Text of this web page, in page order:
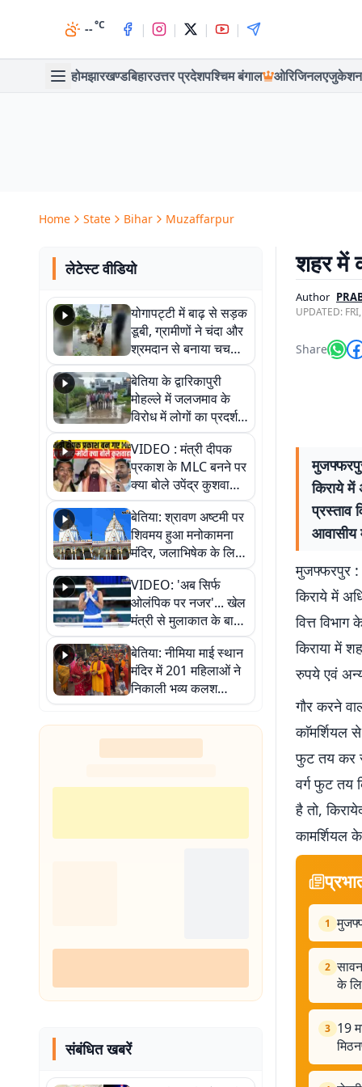
--°C | | | |
होमझारखण्डबिहारउत्तर प्रदेशपश्चिम बंगाल ओरिजिनलएजुकेशन
Home State Bihar Muzaffarpur
लेटेस्ट वीडियो
योगापट्टी में बाढ़ से सड़क
डूबी, ग्रामीणों ने चंदा और
श्रमदान से बनाया चचरी
पुल
बेतिया के द्वारिकापुरी
मोहल्ले में जलजमाव के
विरोध में लोगों का प्रदर्शन,
स्थायी समाधान की मांग
VIDEO : मंत्री दीपक
प्रकाश के MLC बनने पर
क्या बोले उपेंद्र कुशवाहा,
सुनिए
बेतिया: श्रावण अष्टमी पर
शिवमय हुआ मनोकामना
मंदिर, जलाभिषेक के लिए
लगी लंबी कतारें
VIDEO: 'अब सिर्फ
ओलंपिक पर नजर'... खेल
मंत्री से मुलाकात के बाद
जैसमीन लंबोरिया का बड़ा
बयान
बेतिया: नीमिया माई स्थान
मंदिर में 201 महिलाओं ने
निकाली भव्य कलश
शोभायात्रा, शिवलिंग
प्राण-प्रतिष्ठा महोत्सव
शुरू
संबंधित खबरें
शहर में
Author
UPDATED:
Share
किराये
प्रस्ताव
आवासीय
मुजफ्फरपुर :
किराये में
वित्त
किराया में
रुपये एवं
गौर करने
काॅमर्शियल
फुट तय कर
वर्ग फुट तय
है तो,
कामर्शियल
1
2
के
3 19